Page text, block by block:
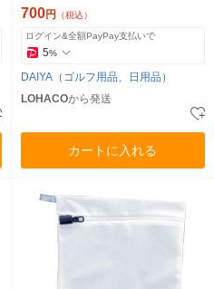
700円 （税込）
ログイン&全額PayPay支払いで
5%
DAIYA（ゴルフ用品、日用品）
LOHACOから発送
カートに入れる